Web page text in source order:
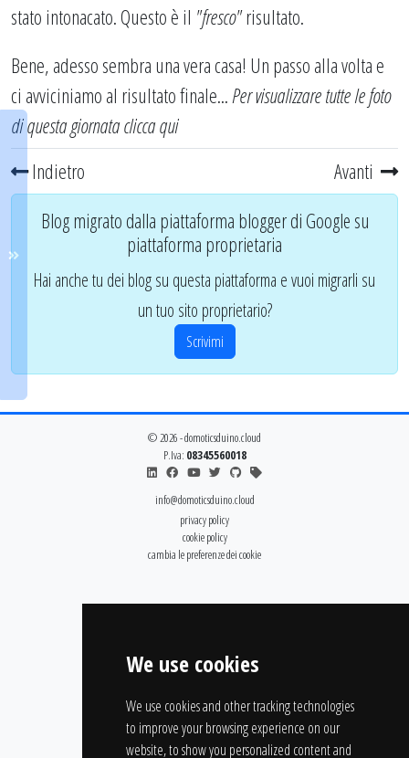
We use cookies
We use cookies and other tracking technologies
to improve your browsing experience on our
website, to show you personalized content and
stato intonacato. Questo è il "fresco"risultato.
Bene, adesso sembra una vera casa! Un passo alla volta e
ci avviciniamo al risultato finale...Per visualizzare tutte le foto
di questa giornataclicca qui
Indietro
Avanti
Blog migrato dalla piattaforma blogger di Google su
piattaforma proprietaria
Hai anche tu dei blog su questa piattaforma e vuoi migrarli su
un tuo sito proprietario?
Scrivimi
© 2026 - domoticsduino.cloud
P.Iva: 08345560018
info@domoticsduino.cloud
privacy policy
cookie policy
cambia le preferenze dei cookie